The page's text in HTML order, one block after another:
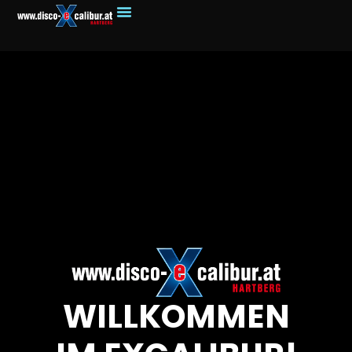
WILLKOMMEN